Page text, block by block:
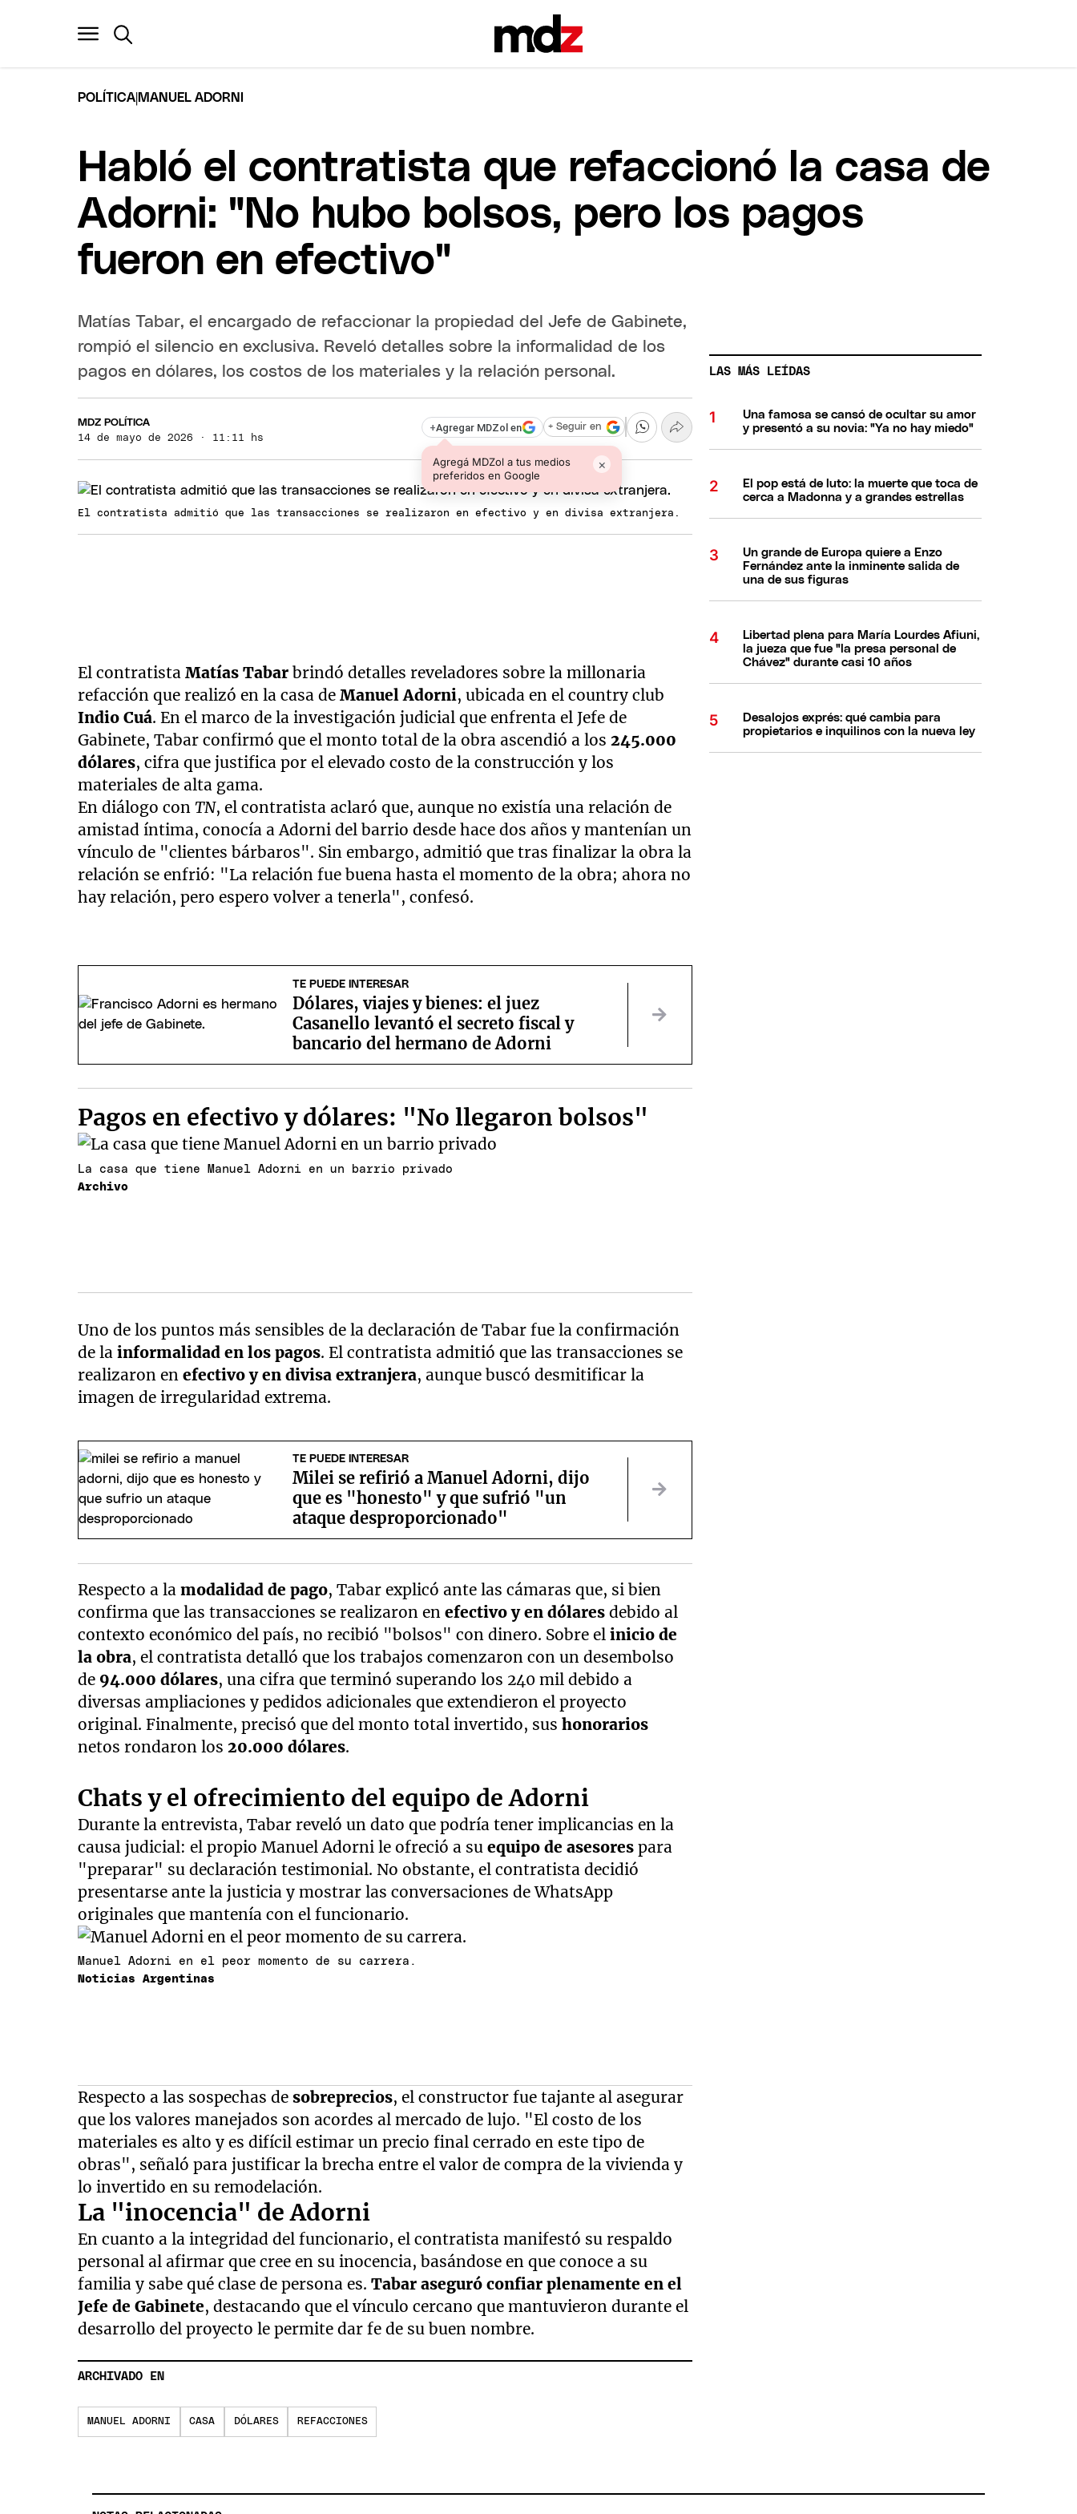
POLÍTICA MANUEL ADORNI
Habló el contratista que refaccionó la casa de
Adorni: "No hubo bolsos, pero los pagos
fueron en efectivo"
Matías Tabar, el encargado de refaccionar la propiedad del Jefe de Gabinete,
rompió el silencio en exclusiva. Reveló detalles sobre la informalidad de los
pagos en dólares, los costos de los materiales y la relación personal.
MDZ POLÍTICA
14 de mayo de 2026 · 11:11 hs
+Agregar MDZol en
Agregá MDZol a tus medios
preferidos en Google
×
+ Seguir en
El contratista admitió que las transacciones se realizaron en efectivo y en divisa extranjera.
El contratistaMatías Tabar brindó detalles reveladores sobre la millonaria
refacción que realizó en la casa deManuel Adorni, ubicada en el country club
Indio Cuá. En el marco de la investigación judicial que enfrenta el Jefe de
Gabinete, Tabar confirmó que el monto total de la obra ascendió a los245.000
dólares, cifra que justifica por el elevado costo de la construcción y los
materiales de alta gama.
En diálogo conTN, el contratista aclaró que, aunque no existía una relación de
amistad íntima, conocía a Adorni del barrio desde hace dos años y mantenían un
vínculo de "clientes bárbaros". Sin embargo, admitió que tras finalizar la obra la
relación se enfrió: "La relación fue buena hasta el momento de la obra; ahora no
hay relación, pero espero volver a tenerla", confesó.
TE PUEDE INTERESAR
Dólares, viajes y bienes: el juez
Casanello levantó el secreto fiscal y
bancario del hermano de Adorni
Pagos en efectivo y dólares: "No llegaron bolsos"
La casa que tiene Manuel Adorni en un barrio privado
Archivo
Uno de los puntos más sensibles de la declaración de Tabar fue la confirmación
de lainformalidad en los pagos. El contratista admitió que las transacciones se
realizaron enefectivo y en divisa extranjera, aunque buscó desmitificar la
imagen de irregularidad extrema.
TE PUEDE INTERESAR
Milei se refirió a Manuel Adorni, dijo
que es "honesto" y que sufrió "un
ataque desproporcionado"
Respecto a lamodalidad de pago, Tabar explicó ante las cámaras que, si bien
confirma que las transacciones se realizaron enefectivo y en dólares debido al
contexto económico del país, no recibió "bolsos" con dinero. Sobre elinicio de
la obra, el contratista detalló que los trabajos comenzaron con un desembolso
de 94.000 dólares, una cifra que terminó superando los 240 mil debido a
diversas ampliaciones y pedidos adicionales que extendieron el proyecto
original. Finalmente, precisó que del monto total invertido, sushonorarios
netos rondaron los20.000 dólares.
Chats y el ofrecimiento del equipo de Adorni
Durante la entrevista, Tabar reveló un dato que podría tener implicancias en la
causa judicial: el propio Manuel Adorni le ofreció a suequipo de asesores para
"preparar" su declaración testimonial. No obstante, el contratista decidió
presentarse ante la justicia y mostrar las conversaciones de WhatsApp
originales que mantenía con el funcionario.
Manuel Adorni en el peor momento de su carrera.
Noticias Argentinas
Respecto a las sospechas desobreprecios, el constructor fue tajante al asegurar
que los valores manejados son acordes al mercado de lujo. "El costo de los
materiales es alto y es difícil estimar un precio final cerrado en este tipo de
obras", señaló para justificar la brecha entre el valor de compra de la vivienda y
lo invertido en su remodelación.
La "inocencia" de Adorni
En cuanto a la integridad del funcionario, el contratista manifestó su respaldo
personal al afirmar que cree en su inocencia, basándose en que conoce a su
familia y sabe qué clase de persona es.Tabar aseguró confiar plenamente en el
Jefe de Gabinete, destacando que el vínculo cercano que mantuvieron durante el
desarrollo del proyecto le permite dar fe de su buen nombre.
ARCHIVADO EN
MANUEL ADORNI CASA DÓLARES REFACCIONES
LAS MÁS LEÍDAS
Una famosa se cansó de ocultar su amor
y presentó a su novia: "Ya no hay miedo"
El pop está de luto: la muerte que toca de
cerca a Madonna y a grandes estrellas
Un grande de Europa quiere a Enzo
Fernández ante la inminente salida de
una de sus figuras
Libertad plena para María Lourdes Afiuni,
la jueza que fue "la presa personal de
Chávez" durante casi 10 años
Desalojos exprés: qué cambia para
propietarios e inquilinos con la nueva ley